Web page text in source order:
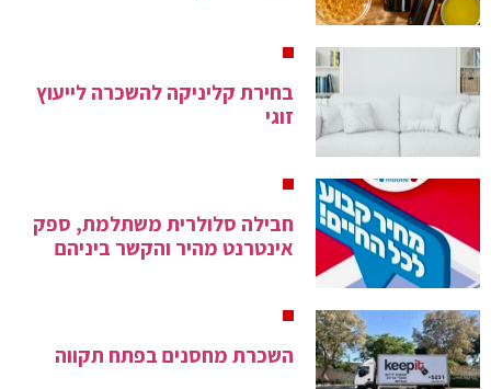
בחירת קליניקה להשכרה לייעוץ
זוגי
חבילה סלולרית משתלמת, ספק
אינטרנט מהיר והקשר ביניהם
השכרת מחסנים בפתח תקווה